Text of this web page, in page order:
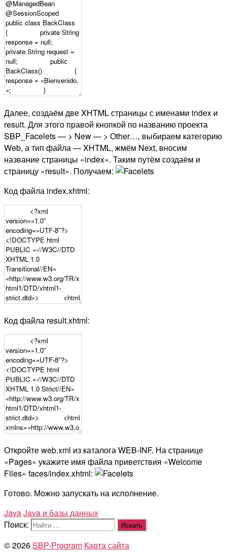
Далее, создаём две XHTML страницы с именами index и
result. Для этого правой кнопкой по названию проекта
SBP_Facelets — > New — > Other…, выбираем категорию
Web, а тип файла — XHTML, жмём Next, вносим
название страницы «index». Таким путём создаём и
страницу «result». Получаем:
Код файла index.xhtml:
Код файла result.xhtml:
Откройте web.xml из каталога WEB-INF. На странице
«Pages» укажите имя файла приветствия «Welcome
Files» faces/index.xhtml:
Готово. Можно запускать на исполнение.
JavaJava и базы данных
Поиск:
© 2026SBP-Program Карта сайта